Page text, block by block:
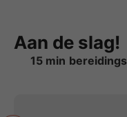
Aan de slag!
15minuten
min